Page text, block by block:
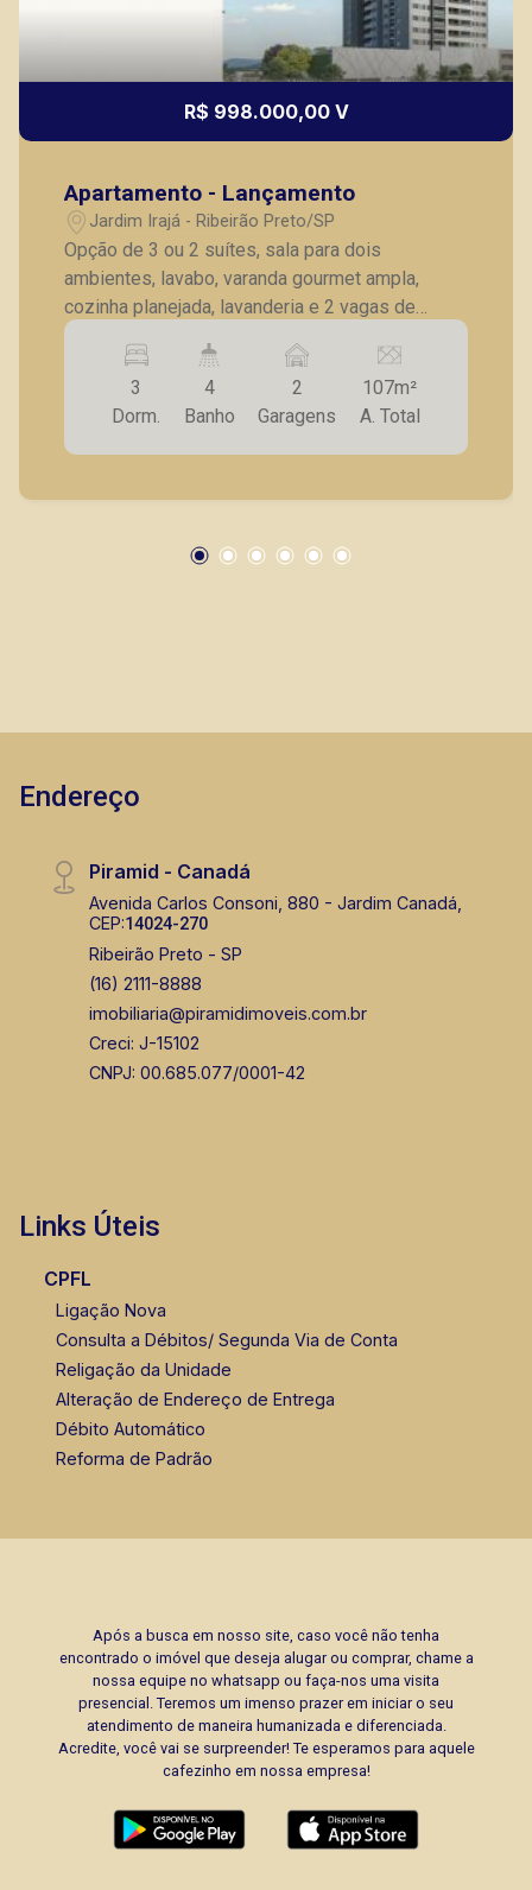
R$ 998.000,00 V
Apartamento - Lançamento
Jardim Irajá - Ribeirão Preto/SP
Opção de 3 ou 2 suítes, sala para dois
ambientes, lavabo, varanda gourmet ampla,
cozinha planejada, lavanderia e 2 vagas de
garagem Entrega prevista para Outubro de 2022.
Exemplo de fluxo de pagamento: ato de
R$85.679,93 mais 8 parcelas mensais de
R$10.709,99 com primeira vencendo em
25/01/2022 e financiamento de R$ 685.439,46
unidades disponíveis.
3
Dorm.
4
Banho
2
Garagens
107m²
A. Total
Endereço
Piramid - Canadá
Avenida Carlos Consoni, 880 - Jardim Canadá,
CEP:14024-270
Ribeirão Preto - SP
(16) 2111-8888
imobiliaria@piramidimoveis.com.br
Creci: J-15102
CNPJ: 00.685.077/0001-42
Links Úteis
CPFL
Ligação Nova
Consulta a Débitos/ Segunda Via de Conta
Religação da Unidade
Alteração de Endereço de Entrega
Débito Automático
Reforma de Padrão
Após a busca em nosso site, caso você não tenha
encontrado o imóvel que deseja alugar ou comprar, chame a
nossa equipe no whatsapp ou faça-nos uma visita
presencial. Teremos um imenso prazer em iniciar o seu
atendimento de maneira humanizada e diferenciada.
Acredite, você vai se surpreender! Te esperamos para aquele
cafezinho em nossa empresa!